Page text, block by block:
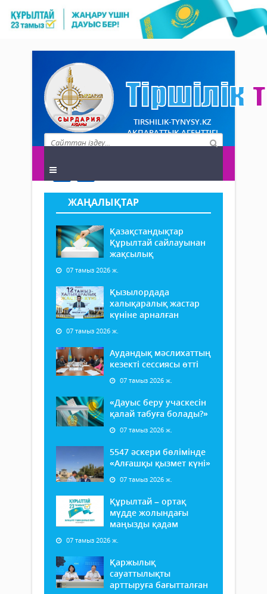
TIRSHILIK-TYNYSY.KZ
АҚПАРАТТЫҚ АГЕНТТІГІ
ЖАҢАЛЫҚТАР
Қазақстандықтар
Құрылтай сайлауынан
жақсылық
07 тамыз 2026 ж.
Қызылордада
халықаралық жастар
күніне арналған
07 тамыз 2026 ж.
Аудандық мәслихаттың
кезекті сессиясы өтті
07 тамыз 2026 ж.
«Дауыс беру учаскесін
қалай табуға болады?»
07 тамыз 2026 ж.
5547 әскери бөлімінде
«Алғашқы қызмет күні»
07 тамыз 2026 ж.
Құрылтай – ортақ
мүдде жолындағы
маңызды қадам
07 тамыз 2026 ж.
Қаржылық
сауаттылықты
арттыруға бағытталған